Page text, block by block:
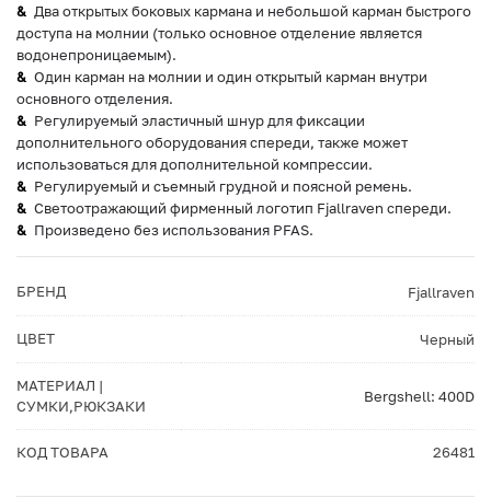
Два открытых боковых кармана и небольшой карман быстрого
доступа на молнии (только основное отделение является
водонепроницаемым).
Один карман на молнии и один открытый карман внутри
основного отделения.
Регулируемый эластичный шнур для фиксации
дополнительного оборудования спереди, также может
использоваться для дополнительной компрессии.
Регулируемый и съемный грудной и поясной ремень.
Светоотражающий фирменный логотип Fjallraven спереди.
Произведено без использования PFAS.
БРЕНД Fjallraven
ЦВЕТ Черный
МАТЕРИАЛ |
СУМКИ,РЮКЗАКИ
Bergshell: 400D
КОД ТОВАРА 26481